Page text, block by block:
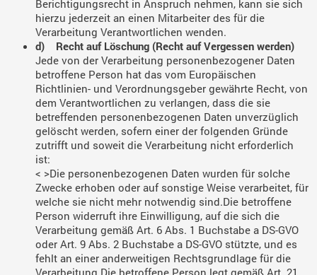
Berichtigungsrecht in Anspruch nehmen, kann sie sich
hierzu jederzeit an einen Mitarbeiter des für die
Verarbeitung Verantwortlichen wenden.
d) Recht auf Löschung (Recht auf Vergessen werden)
Jede von der Verarbeitung personenbezogener Daten
betroffene Person hat das vom Europäischen
Richtlinien- und Verordnungsgeber gewährte Recht, von
dem Verantwortlichen zu verlangen, dass die sie
betreffenden personenbezogenen Daten unverzüglich
gelöscht werden, sofern einer der folgenden Gründe
zutrifft und soweit die Verarbeitung nicht erforderlich
ist:
< >Die personenbezogenen Daten wurden für solche
Zwecke erhoben oder auf sonstige Weise verarbeitet, für
welche sie nicht mehr notwendig sind.Die betroffene
Person widerruft ihre Einwilligung, auf die sich die
Verarbeitung gemäß Art. 6 Abs. 1 Buchstabe a DS-GVO
oder Art. 9 Abs. 2 Buchstabe a DS-GVO stützte, und es
fehlt an einer anderweitigen Rechtsgrundlage für die
Verarbeitung.Die betroffene Person legt gemäß Art. 21